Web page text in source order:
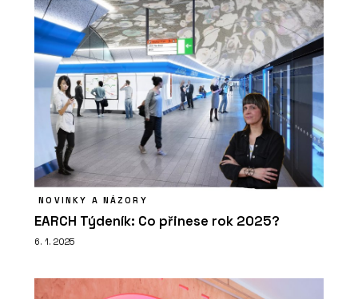
NOVINKY A NÁZORY
EARCH Týdeník: Co přinese rok 2025?
6. 1. 2025